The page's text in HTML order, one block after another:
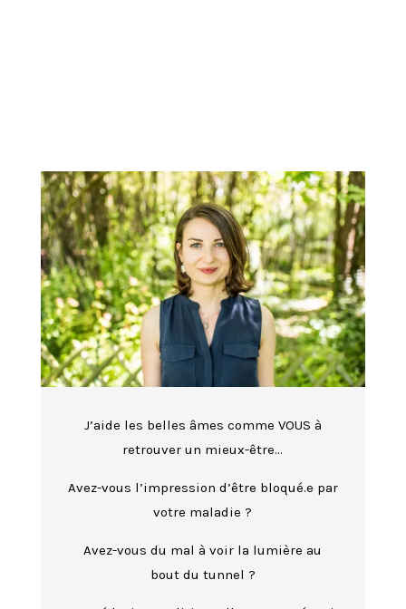
J’aide les belles âmes comme VOUS à
retrouver un mieux-être…
Avez-vous l’impression d’être bloqué.e par
votre maladie ?
Avez-vous du mal à voir la lumière au
bout du tunnel ?